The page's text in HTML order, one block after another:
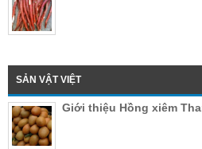
SẢN VẬT VIỆT
Giới thiệu Hồng xiêm